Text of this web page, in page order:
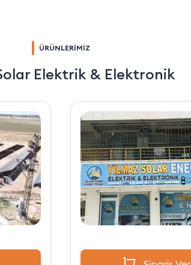
ÜRÜNLERİMİZ
Elektrik & Elektronik